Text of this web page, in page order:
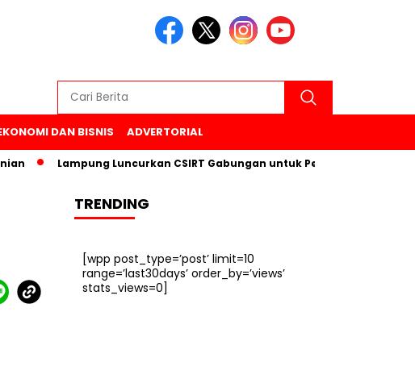
DAN BISNIS ADVERTORIAL
Lampung Luncurkan CSIRT Gabungan untuk Perkuat Keamanan
TRENDING
[wpp post_type=’post’ limit=10
range=’last30days’ order_by=’views’
stats_views=0]